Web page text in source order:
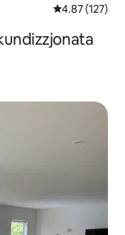
Rating medju
4.87 (127)